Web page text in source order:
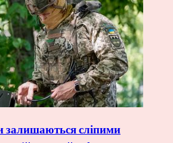
залишаються сліпими